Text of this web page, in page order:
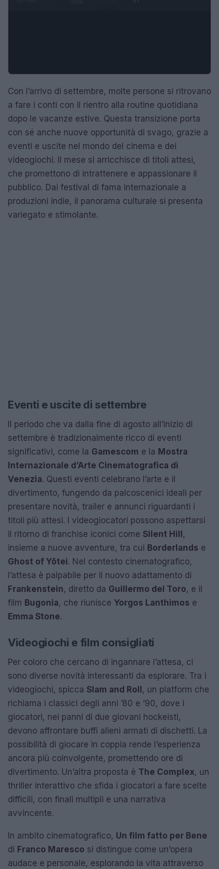
Con l’arrivo di settembre, molte persone si ritrovano
a fare i conti con il rientro alla routine quotidiana
dopo le vacanze estive. Questa transizione porta
con sé anche nuove opportunità di svago, grazie a
eventi e uscite nel mondo del cinema e dei
videogiochi. Il mese si arricchisce di titoli attesi,
che promettono di intrattenere e appassionare il
pubblico. Dai festival di fama internazionale a
produzioni indie, il panorama culturale si presenta
variegato e stimolante.
Eventi e uscite di settembre
Il periodo che va dalla fine di agosto all’inizio di
settembre è tradizionalmente ricco di eventi
significativi, come la Gamescom e la Mostra
Internazionale d’Arte Cinematografica di
Venezia. Questi eventi celebrano l’arte e il
divertimento, fungendo da palcoscenici ideali per
presentare novità, trailer e annunci riguardanti i
titoli più attesi. I videogiocatori possono aspettarsi
il ritorno di franchise iconici come Silent Hill,
insieme a nuove avventure, tra cui Borderlands e
Ghost of Yōtei. Nel contesto cinematografico,
l’attesa è palpabile per il nuovo adattamento di
Frankenstein, diretto da Guillermo del Toro, e il
film Bugonia, che riunisce Yorgos Lanthimos e
Emma Stone.
Videogiochi e film consigliati
Per coloro che cercano di ingannare l’attesa, ci
sono diverse novità interessanti da esplorare. Tra i
videogiochi, spicca Slam and Roll, un platform che
richiama i classici degli anni ’80 e ’90, dove i
giocatori, nei panni di due giovani hockeisti,
devono affrontare buffi alieni armati di dischetti. La
possibilità di giocare in coppia rende l’esperienza
ancora più coinvolgente, promettendo ore di
divertimento. Un’altra proposta è The Complex, un
thriller interattivo che sfida i giocatori a fare scelte
difficili, con finali multipli e una narrativa
avvincente.
In ambito cinematografico, Un film fatto per Bene
di Franco Maresco si distingue come un’opera
audace e personale, esplorando la vita attraverso